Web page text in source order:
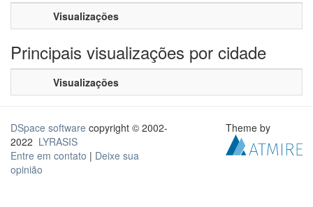
Visualizações
Principais visualizações por cidade
Visualizações
DSpace software copyright © 2002-
2022 LYRASIS
Entre em contato | Deixe sua
opinião
Theme by